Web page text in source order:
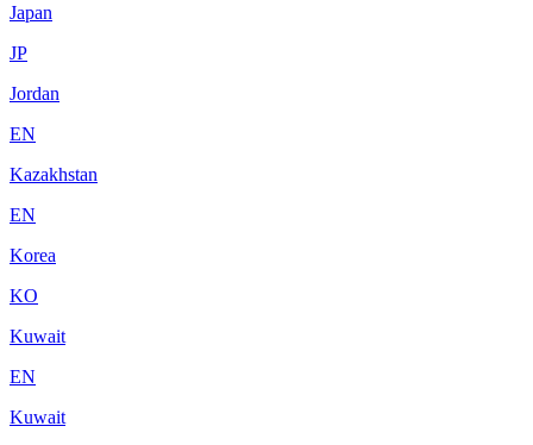
Japan
JP
Jordan
EN
Kazakhstan
EN
Korea
KO
Kuwait
EN
Kuwait